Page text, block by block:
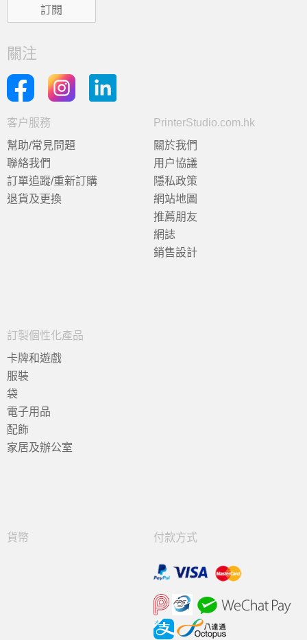
關注
客户服務
幫助/常見問題
聯絡我們
訂單追蹤/重新訂購
退貨及更換
PrinterStudio.com.hk
關於我們
用户協議
隱私政策
網站地圖
推薦朋友
網誌
銷售設計
訂製個性化產品
卡牌和遊戲
服裝
袋
電子用品
配飾
家居及辦公室
貨幣 付款方式